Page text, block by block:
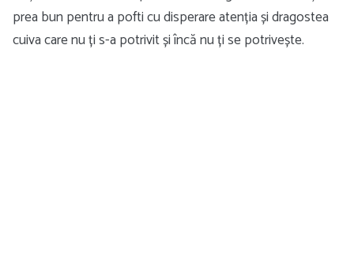
prea bun pentru a pofti cu disperare atenția și dragostea
cuiva care nu ți s-a potrivit și încă nu ți se potrivește.